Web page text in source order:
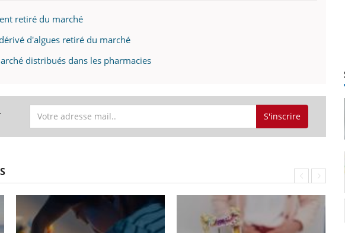
retiré du marché
d'algues retiré du marché
distribués dans les pharmacies
S'inscrire